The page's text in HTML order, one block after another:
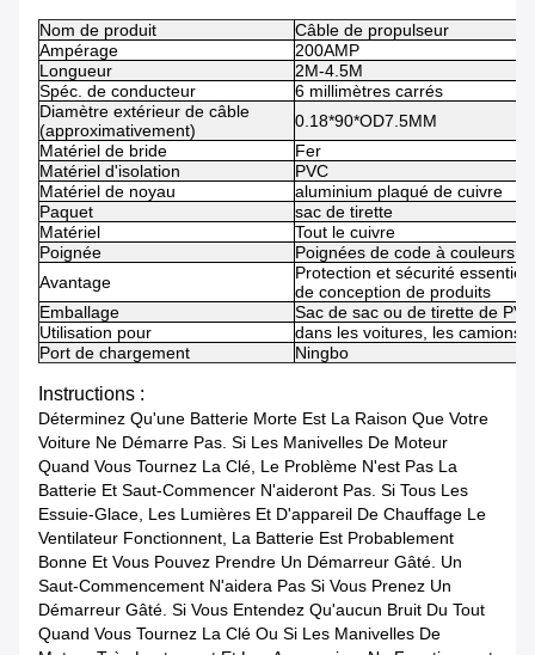
Nom de produit
Câble de propulseur
Ampérage
200AMP
Longueur
2M-4.5M
Spéc. de conducteur
6 millimètres carrés
Diamètre extérieur de câble
(approximativement)
0.18*90*OD7.5MM
Matériel de bride
Fer
Matériel d'isolation
PVC
Matériel de noyau
aluminium plaqué de cuivre
Paquet
sac de tirette
Matériel
Tout le cuivre
Poignée
Poignées de code à couleurs
Avantage
Protection et sécurité
de conception de produits
Emballage
Sac de sac ou de tirette de PVC
Utilisation pour
dans les voitures, les camions,
Port de chargement
Ningbo
Instructions :
Déterminez Qu'une Batterie Morte Est La Raison Que Votre
Voiture Ne Démarre Pas. Si Les Manivelles De Moteur
Quand Vous Tournez La Clé, Le Problème N'est Pas La
Batterie Et Saut-Commencer N'aideront Pas. Si Tous Les
Essuie-Glace, Les Lumières Et D'appareil De Chauffage Le
Ventilateur Fonctionnent, La Batterie Est Probablement
Bonne Et Vous Pouvez Prendre Un Démarreur Gâté. Un
Saut-Commencement N'aidera Pas Si Vous Prenez Un
Démarreur Gâté. Si Vous Entendez Qu'aucun Bruit Du Tout
Quand Vous Tournez La Clé Ou Si Les Manivelles De